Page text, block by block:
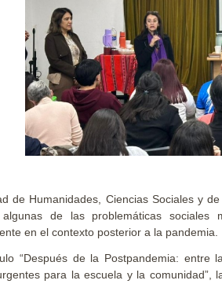
de Humanidades, Ciencias Sociales y
algunas de las problemáticas
en el contexto posterior a la pandemia.
“Después de la Postpandemia: entre
para la escuela y la comunidad”,